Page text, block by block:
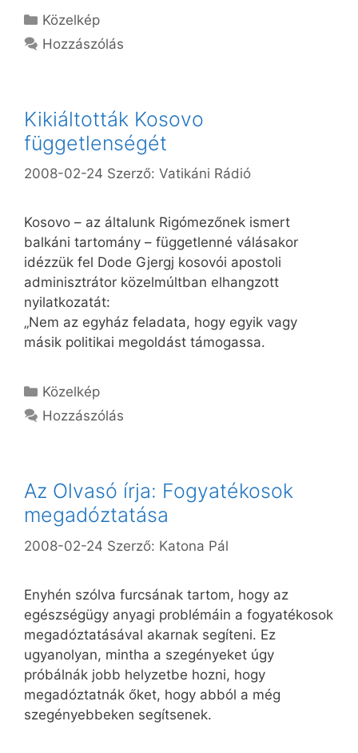
Kategória
Közelkép
Hozzászólás
Kikiáltották Kosovo
függetlenségét
2008-02-24 Szerző: Vatikáni Rádió
Kosovo – az általunk Rigómezőnek ismert
balkáni tartomány – függetlenné válásakor
idézzük fel Dode Gjergj kosovói apostoli
adminisztrátor közelmúltban elhangzott
nyilatkozatát:
„Nem az egyház feladata, hogy egyik vagy
másik politikai megoldást támogassa.
Kategória
Közelkép
Hozzászólás
Az Olvasó írja: Fogyatékosok
megadóztatása
2008-02-24 Szerző: Katona Pál
Enyhén szólva furcsának tartom, hogy az
egészségügy anyagi problémáin a fogyatékosok
megadóztatásával akarnak segíteni. Ez
ugyanolyan, mintha a szegényeket úgy
próbálnák jobb helyzetbe hozni, hogy
megadóztatnák őket, hogy abból a még
szegényebbeken segítsenek.